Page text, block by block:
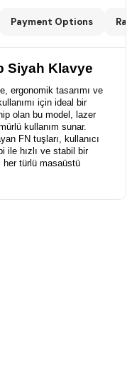
Payment Options
Siyah Klavye
ergonomik tasarımı ve
için ideal bir
olan bu model, lazer
kullanım sunar.
FN tuşları, kullanıcı
ile hızlı ve stabil bir
her türlü masaüstü